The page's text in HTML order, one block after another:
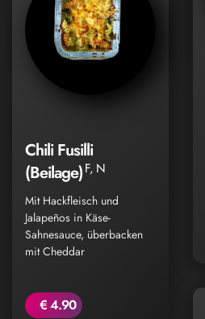
Chili Fusilli
(Beilage)F, N
Mit Hackfleisch und
Jalapeños in Käse-
Sahnesauce, überbacken
mit Cheddar
€ 4.90